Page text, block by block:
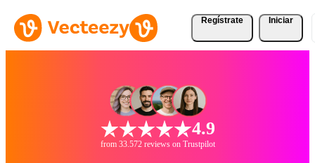
Regístrate Iniciar
4.9
from 33.572 reviews on Trustpilot